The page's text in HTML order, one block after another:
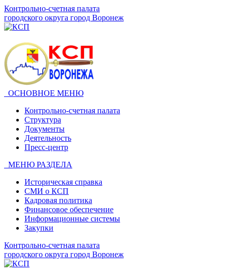
Контрольно-счетная палата
городского округа город Воронеж
ОСНОВНОЕ МЕНЮ
Контрольно-счетная палата
Структура
Документы
Деятельность
Пресс-центр
МЕНЮ РАЗДЕЛА
Историческая справка
СМИ о КСП
Кадровая политика
Финансовое обеспечение
Информационные системы
Закупки
Контрольно-счетная палата
городского округа город Воронеж